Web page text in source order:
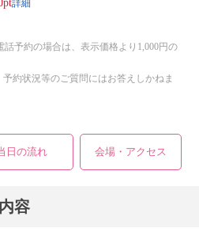
予約の場合は、表示価格より1,000円の
約状況等のご質問にはお答えしかねま
日の流れ 会場・アクセス
容